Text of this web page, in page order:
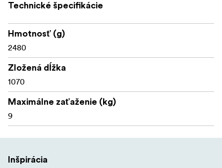
Technické špecifikácie
Hmotnosť (g)
2480
Zložená dĺžka
1070
Maximálne zaťaženie (kg)
9
Inšpirácia